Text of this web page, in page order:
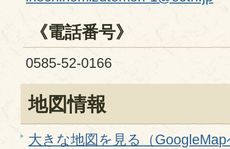
《電話番号》
0585-52-0166
地図情報
大きな地図を見る（